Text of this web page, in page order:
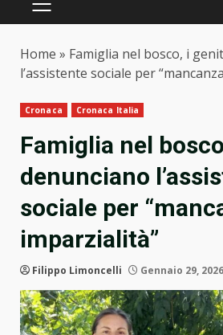
PRIMARY
Home » Famiglia nel bosco, i
l’assistente sociale per
Cronaca Cronaca Italia
Famiglia nel
denunciano
sociale per
imparzialità”
Filippo Limoncelli Gennaio 29, 2026